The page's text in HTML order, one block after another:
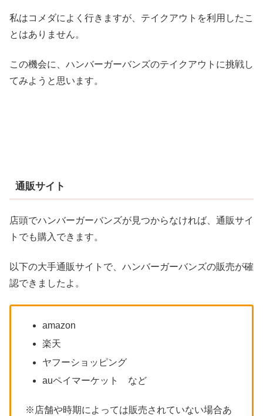
私はコメダによく行きますが、テイクアウトを利用したこ
とはありません。
この機会に、ハンバーガーバンズのテイクアウトに挑戦し
てみようと思います。
通販サイト
店頭でハンバーガーバンズが見つからなければ、通販サイ
トでも購入できます。
以下の大手通販サイトで、ハンバーガーバンズの販売が確
認できましたよ。
amazon
楽天
ヤフーショッピング
auペイマーケット など
※店舗や時期によっては販売されていない場合あ